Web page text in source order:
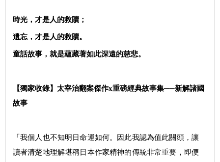
時光，才是人的救贖；
遺忘，才是人的救贖。
童話故事，就是蘊藏著如此深遠的慈悲。
【獨家收錄】太宰治翻案傑作x重磅經典故事集──新解諸國
故事
「我個人也不知明日命運如何。因此我認為值此關頭，讓
讀者清楚地理解堪稱日本作家精神的傳統非常重要，即便